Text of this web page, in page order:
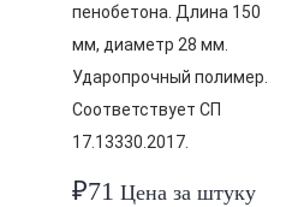
пенобетона. Длина 150
мм, диаметр 28 мм.
Ударопрочный полимер.
Соответствует СП
17.13330.2017.
₽71 Цена за штуку